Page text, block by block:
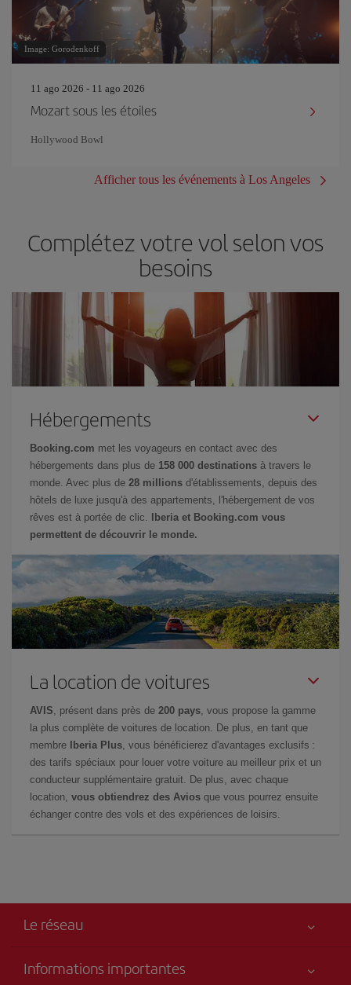
Image: Gorodenkoff
11 ago 2026 - 11 ago 2026
Mozart sous les étoiles
Hollywood Bowl
Afficher tous les événements à Los Angeles
Complétez votre vol selon vos
besoins
Hébergements
Booking.com met les voyageurs en contact avec des
hébergements dans plus de 158 000 destinations à travers le
monde. Avec plus de 28 millions d'établissements, depuis des
hôtels de luxe jusqu'à des appartements, l'hébergement de vos
rêves est à portée de clic.
Iberia et Booking.com vous
permettent de découvrir le monde.
La location de voitures
AVIS, présent dans près de 200 pays, vous propose la gamme
la plus complète de voitures de location. De plus, en tant que
membre
Iberia Plus, vous bénéficierez d'avantages exclusifs :
des tarifs spéciaux pour louer votre voiture au meilleur prix et un
conducteur supplémentaire gratuit. De plus, avec chaque
location, vous obtiendrez des Avios que vous pourrez ensuite
échanger contre des vols et des expériences de loisirs.
Le réseau
Informations importantes